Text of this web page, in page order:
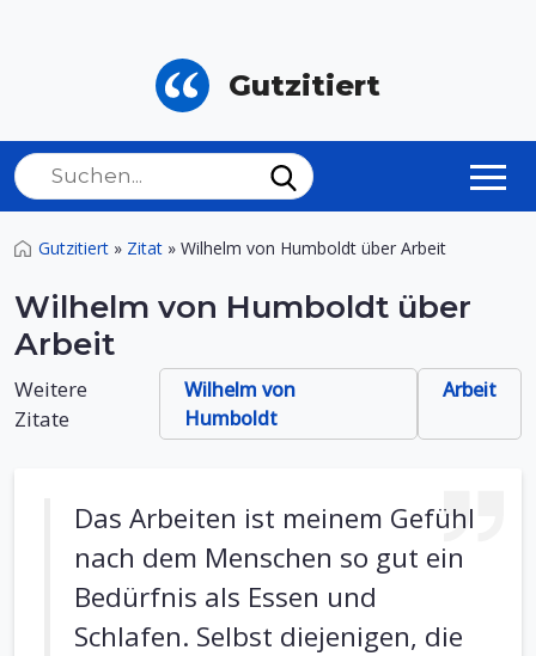
Gutzitiert
Gutzitiert » Zitat » Wilhelm von Humboldt über Arbeit
Wilhelm von Humboldt über
Arbeit
Weitere
Zitate
Wilhelm von
Humboldt
Arbeit
Das Arbeiten ist meinem Gefühl
nach dem Menschen so gut ein
Bedürfnis als Essen und
Schlafen. Selbst diejenigen, die